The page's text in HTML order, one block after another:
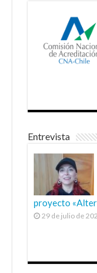
Entrevista
proyecto
29 de julio de